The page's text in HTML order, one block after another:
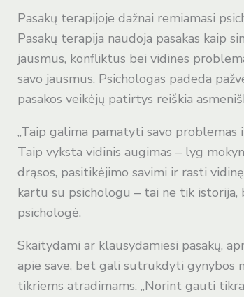
Pasakų terapijoje dažnai remiamasi
Pasakų terapija naudoja pasakas kaip
jausmus, konfliktus bei vidines
savo jausmus. Psichologas padeda
pasakos veikėjų patirtys reiškia
„Taip galima pamatyti savo
Taip vyksta vidinis augimas – lyg
drąsos, pasitikėjimo savimi ir rasti
kartu su psichologu – tai ne tik istorija,
psichologė.
Skaitydami ar klausydamiesi pasakų,
apie save, bet gali sutrukdyti gynybos
tikriems atradimams. „Norint gauti